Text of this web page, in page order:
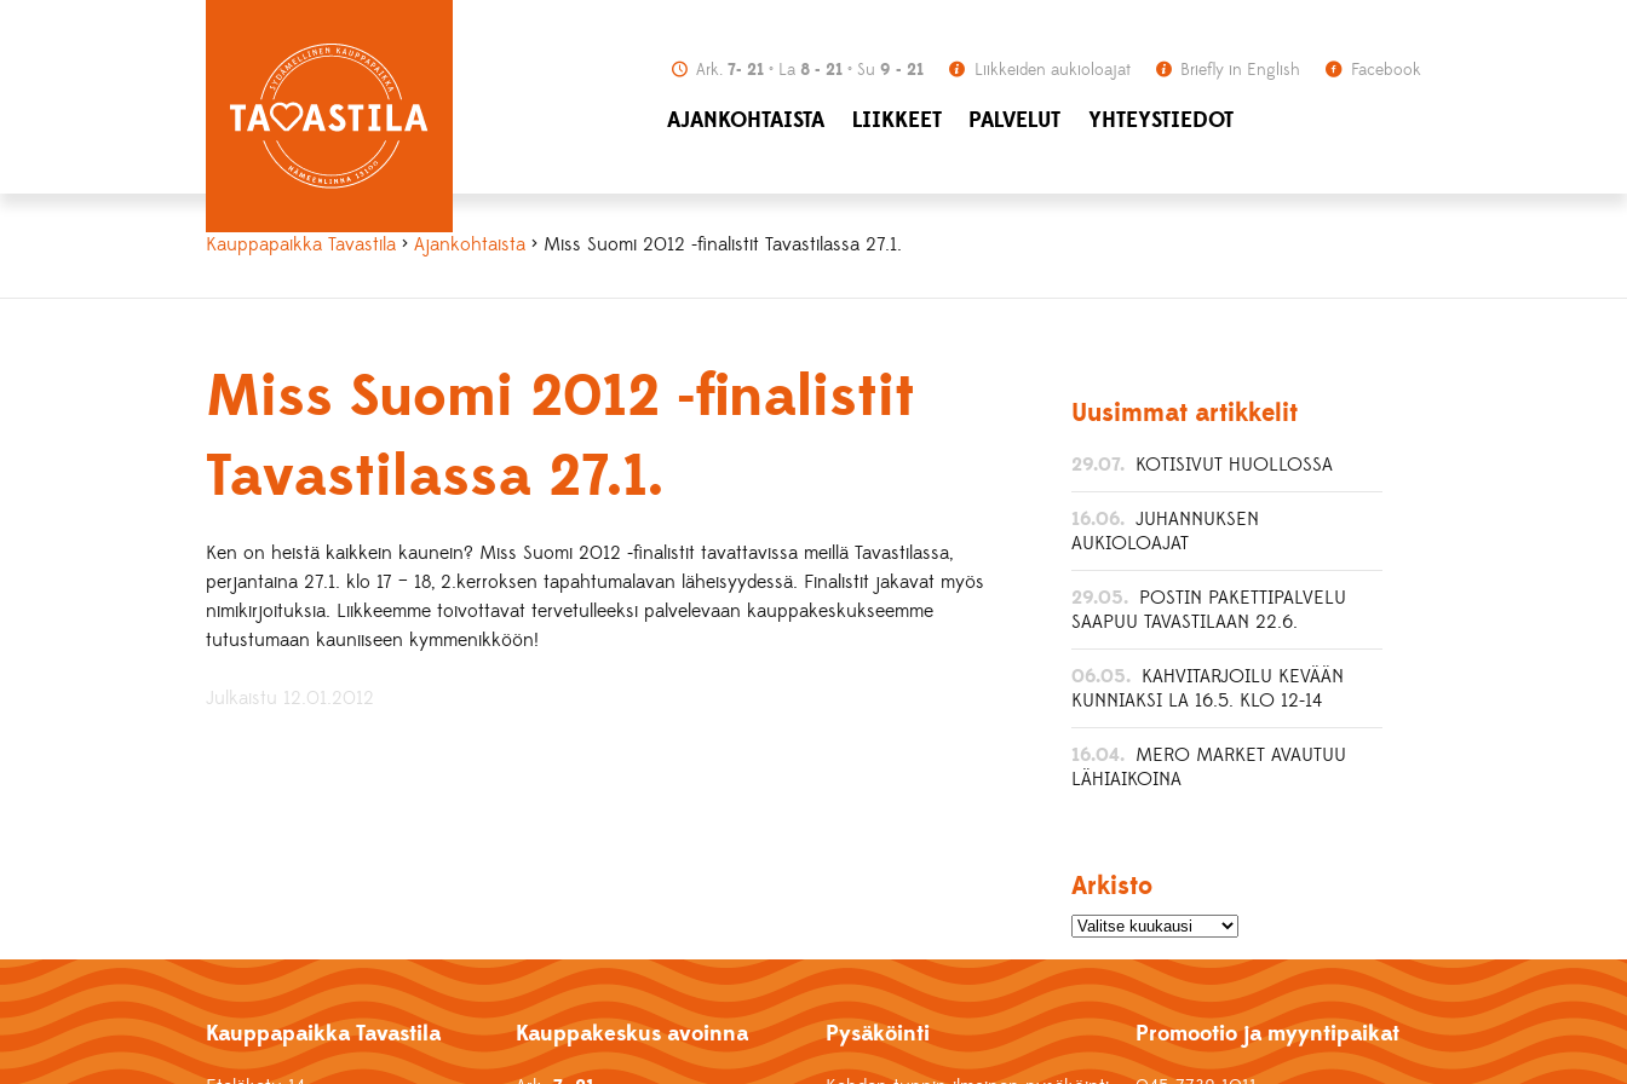
Ark. 7- 21 La 8 - 21 Su 9 - 21 Liikkeiden aukioloajat Briefly in English Facebook
AJANKOHTAISTA LIIKKEET PALVELUT YHTEYSTIEDOT
Kauppapaikka Tavastila >Ajankohtaista > Miss Suomi 2012 -finalistit Tavastilassa 27.1.
Miss Suomi 2012 -finalistit
Tavastilassa 27.1.
Ken on heistä kaikkein kaunein? Miss Suomi 2012 -finalistit tavattavissa meillä Tavastilassa,
perjantaina 27.1. klo 17 – 18, 2.kerroksen tapahtumalavan läheisyydessä. Finalistit jakavat myös
nimikirjoituksia. Liikkeemme toivottavat tervetulleeksi palvelevaan kauppakeskukseemme
tutustumaan kauniiseen kymmenikköön!
Julkaistu 12.01.2012
Uusimmat artikkelit
29.07. KOTISIVUT HUOLLOSSA
16.06. JUHANNUKSEN
AUKIOLOAJAT
29.05. POSTIN PAKETTIPALVELU
SAAPUU TAVASTILAAN 22.6.
06.05. KAHVITARJOILU KEVÄÄN
KUNNIAKSI LA 16.5. KLO 12-14
16.04. MERO MARKET AVAUTUU
LÄHIAIKOINA
Arkisto
Kauppapaikka Tavastila Kauppakeskus avoinna Pysäköinti Promootio ja myyntipaikat